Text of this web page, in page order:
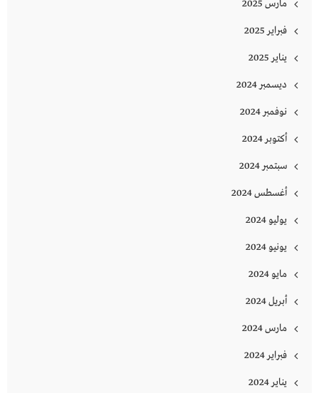
مارس 2025
فبراير 2025
يناير 2025
ديسمبر 2024
نوفمبر 2024
أكتوبر 2024
سبتمبر 2024
أغسطس 2024
يوليو 2024
يونيو 2024
مايو 2024
أبريل 2024
مارس 2024
فبراير 2024
يناير 2024